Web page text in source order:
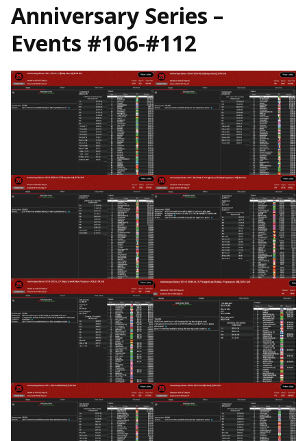
Anniversary Series –
Events #106-#112